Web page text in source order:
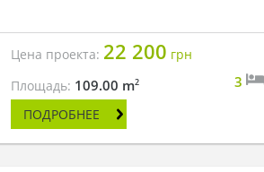
Цена проекта: 22 200 грн
Площадь: 109.00 m2 3
ПОДРОБНЕЕ